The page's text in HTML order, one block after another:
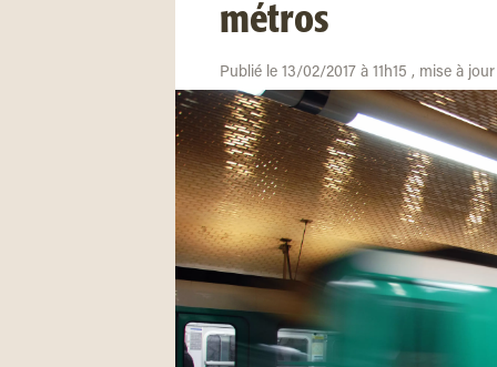
métros
Publié le 13/02/2017 à 11h15 , mise à